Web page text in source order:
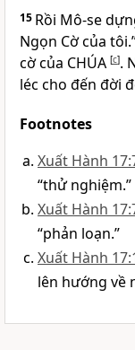
15 Rồi Mô-se
Ngọn Cờ của
cờ của CHÚA [c].
léc cho đến đời
Footnotes
Xuất Hành
“thử nghiệm.”
Xuất Hành
“phản loạn.”
Xuất Hành
lên hướng về